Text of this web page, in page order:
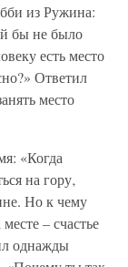
из Ружина:
бы не было
есть место
Ответил
место
«Когда
на гору‚
Но к чему
– счастье
однажды